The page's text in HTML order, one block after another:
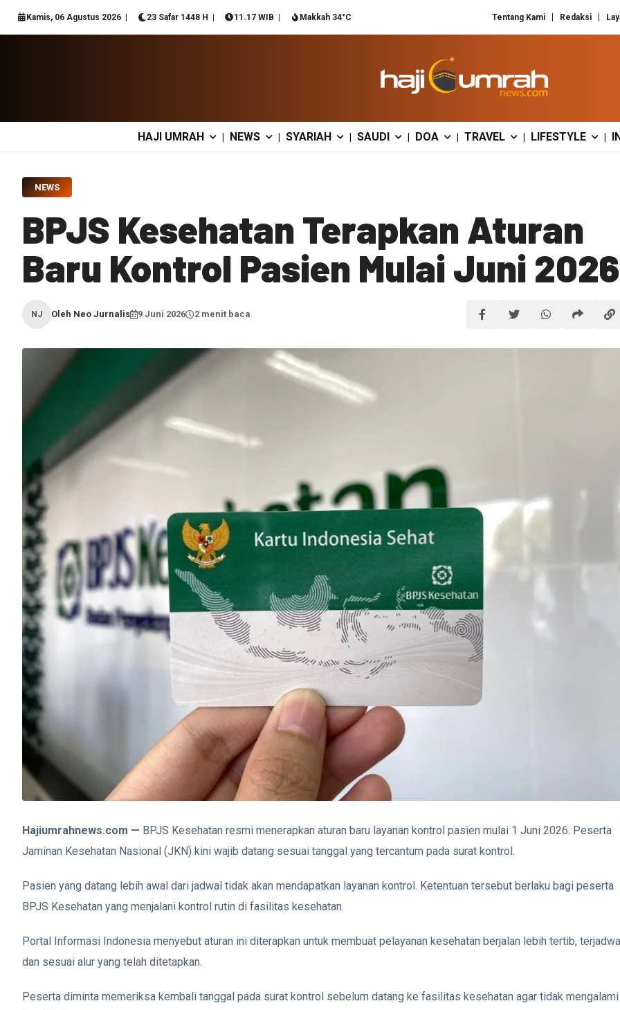
Kamis, 06 Agustus 2026 23 Safar 1448 H 11.17 WIB Makkah 34°C Tentang Kami Redaksi
HAJI UMRAH | NEWS | SYARIAH | SAUDI | DOA | TRAVEL | LIFESTYLE |
NEWS
BPJS Kesehatan Terapkan Aturan
Baru Kontrol Pasien Mulai Juni 2026
NJ Oleh Neo Jurnalis 9 Juni 2026 2 menit baca
Hajiumrahnews.com — BPJS Kesehatan resmi menerapkan aturan baru layanan kontrol pasien mulai 1 Juni 2026. Peserta
Jaminan Kesehatan Nasional (JKN) kini wajib datang sesuai tanggal yang tercantum pada surat kontrol.
Pasien yang datang lebih awal dari jadwal tidak akan mendapatkan layanan kontrol. Ketentuan tersebut berlaku bagi peserta
BPJS Kesehatan yang menjalani kontrol rutin di fasilitas kesehatan.
Portal Informasi Indonesia menyebut aturan ini diterapkan untuk membuat pelayanan kesehatan berjalan lebih tertib,
dan sesuai alur yang telah ditetapkan.
Peserta diminta memeriksa kembali tanggal pada surat kontrol sebelum datang ke fasilitas kesehatan agar tidak mengalami